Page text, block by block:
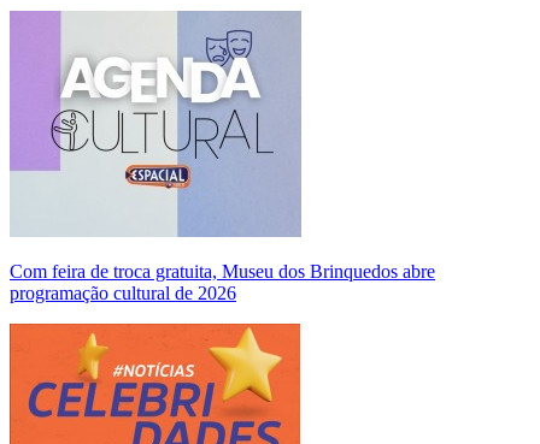
Com feira de troca gratuita, Museu dos Brinquedos abre
programação cultural de 2026